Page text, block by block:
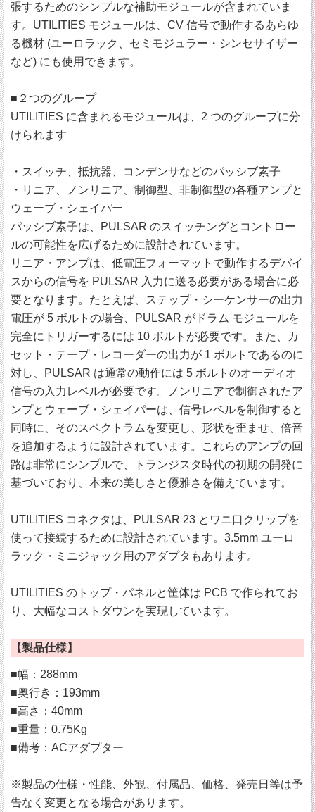
張するためのシンプルな補助モジュールが含まれていま
す。UTILITIES モジュールは、CV 信号で動作するあらゆ
る機材 (ユーロラック、セミモジュラー・シンセサイザー
など) にも使用できます。
■２つのグループ
UTILITIES に含まれるモジュールは、2 つのグループに分
けられます
・スイッチ、抵抗器、コンデンサなどのパッシブ素子
・リニア、ノンリニア、制御型、非制御型の各種アンプと
ウェーブ・シェイパー
パッシブ素子は、PULSAR のスイッチングとコントロー
ルの可能性を広げるために設計されています。
リニア・アンプは、低電圧フォーマットで動作するデバイ
スからの信号を PULSAR 入力に送る必要がある場合に必
要となります。たとえば、ステップ・シーケンサーの出力
電圧が 5 ボルトの場合、PULSAR がドラム モジュールを
完全にトリガーするには 10 ボルトが必要です。また、カ
セット・テープ・レコーダーの出力が 1 ボルトであるのに
対し、PULSAR は通常の動作には 5 ボルトのオーディオ
信号の入力レベルが必要です。ノンリニアで制御されたア
ンプとウェーブ・シェイパーは、信号レベルを制御すると
同時に、そのスペクトラムを変更し、形状を歪ませ、倍音
を追加するように設計されています。これらのアンプの回
路は非常にシンプルで、トランジスタ時代の初期の開発に
基づいており、本来の美しさと優雅さを備えています。
UTILITIES コネクタは、PULSAR 23 とワニ口クリップを
使って接続するために設計されています。3.5mm ユーロ
ラック・ミニジャック用のアダプタもあります。
UTILITIES のトップ・パネルと筐体は PCB で作られてお
り、大幅なコストダウンを実現しています。
【製品仕様】
■幅：288mm
■奥行き：193mm
■高さ：40mm
■重量：0.75Kg
■備考：ACアダプター
※製品の仕様・性能、外観、付属品、価格、発売日等は予
告なく変更となる場合があります。